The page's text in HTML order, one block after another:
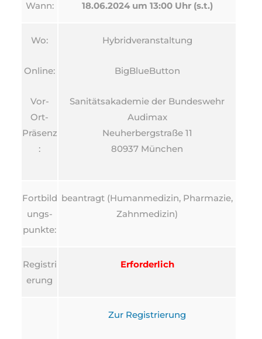
Wann: 18.06.2024 um 13:00 Uhr (s.t.)
Wo:
Online:
Vor-
Ort-
Präsenz
:
Hybridveranstaltung
BigBlueButton
Sanitätsakademie der Bundeswehr
Audimax
Neuherbergstraße 11
80937 München
Fortbild
ungs-
punkte:
beantragt (Humanmedizin, Pharmazie,
Zahnmedizin)
Registri
erung
Erforderlich
Zur Registrierung